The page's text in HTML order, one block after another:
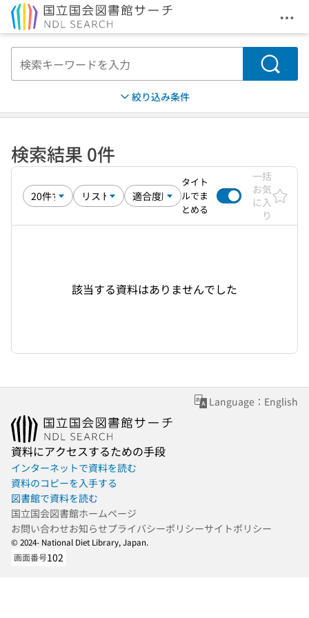
メ
検索
絞り込み条件
検索結果 0件
タイト
ルでま
とめる
一括
お気
に入
り
該当する資料はありませんでした
Language：English
資料にアクセスするための手段
インターネットで資料を読む
資料のコピーを入手する
図書館で資料を読む
国立国会図書館ホームページ
お問い合わせお知らせプライバシーポリシーサイトポリシー
© 2024- National Diet Library, Japan.
画面番号102